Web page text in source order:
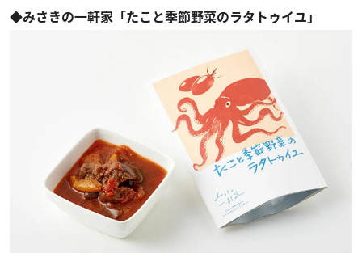
◆みさきの一軒家「たこと季節野菜のラタトゥイユ」